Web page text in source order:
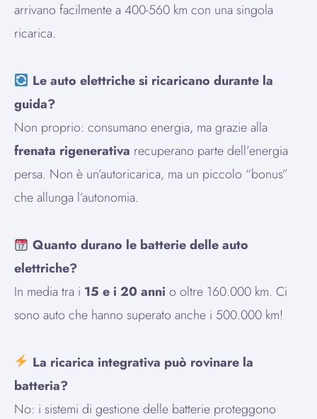
arrivano facilmente a 400-560 km con una singola
ricarica.
Le auto elettriche si ricaricano durante la
guida?
Non proprio: consumano energia, ma grazie alla
frenata rigenerativa recuperano parte dell’energia
persa. Non è un’autoricarica, ma un piccolo “bonus”
che allunga l’autonomia.
Quanto durano le batterie delle auto
elettriche?
In media tra i 15 e i 20 anni o oltre 160.000 km. Ci
sono auto che hanno superato anche i 500.000 km!
La ricarica integrativa può rovinare la
batteria?
No: i sistemi di gestione delle batterie proteggono